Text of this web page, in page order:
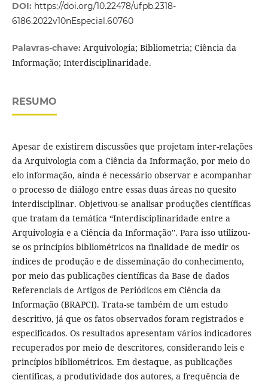
DOI: https://doi.org/10.22478/ufpb.2318-
6186.2022v10nEspecial.60760
Palavras-chave: Arquivologia; Bibliometria; Ciência da
Informação; Interdisciplinaridade.
RESUMO
Apesar de existirem discussões que projetam inter-relações
da Arquivologia com a Ciência da Informação, por meio do
elo informação, ainda é necessário observar e acompanhar
o processo de diálogo entre essas duas áreas no quesito
interdisciplinar. Objetivou-se analisar produções científicas
que tratam da temática “Interdisciplinaridade entre a
Arquivologia e a Ciência da Informação''. Para isso utilizou-
se os princípios bibliométricos na finalidade de medir os
índices de produção e de disseminação do conhecimento,
por meio das publicações científicas da Base de dados
Referenciais de Artigos de Periódicos em Ciência da
Informação (BRAPCI). Trata-se também de um estudo
descritivo, já que os fatos observados foram registrados e
especificados. Os resultados apresentam vários indicadores
recuperados por meio de descritores, considerando leis e
princípios bibliométricos. Em destaque, as publicações
cientificas, a produtividade dos autores, a frequência de